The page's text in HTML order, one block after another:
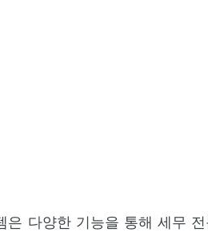
은 다양한 기능을 통해 세무